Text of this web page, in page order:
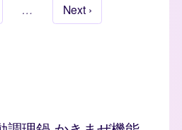
Pagination
… Next page
Next ›